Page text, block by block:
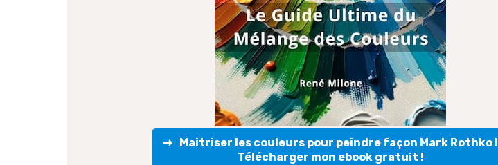
Maitriser les couleurs pour peindre façon Mark Rothko !
Télécharger mon ebook gratuit !